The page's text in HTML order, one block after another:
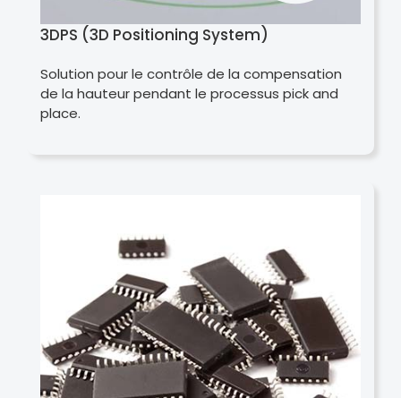
3DPS (3D Positioning System)
Solution pour le contrôle de la compensation
de la hauteur pendant le processus pick and
place.